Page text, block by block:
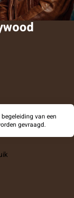
van een
gevraagd.